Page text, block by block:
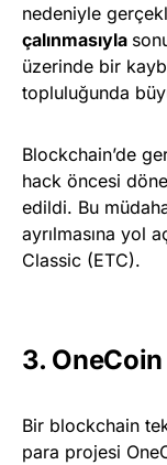
nedeniyle
çalınmasıyla
üzerinde bir
topluluğunda
Blockchain’de
hack öncesi
edildi. Bu
ayrılmasına yol
Classic (ETC).
3. OneCoin
Bir blockchain
para projesi